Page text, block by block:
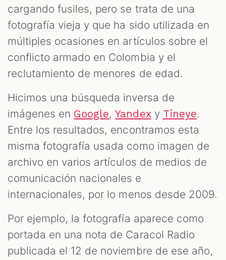
cargando fusiles, pero se trata de una
fotografía vieja y que ha sido utilizada en
múltiples ocasiones en artículos sobre el
conflicto armado en Colombia y el
reclutamiento de menores de edad.
Hicimos una búsqueda inversa de
imágenes en Google,Yandexy Tineye.
Entre los resultados, encontramos esta
misma fotografía usada como imagen de
archivo en varios artículos de medios de
comunicación nacionales e
internacionales, por lo menos desde 2009.
Por ejemplo, la fotografía aparece como
portada en una nota de Caracol Radio
publicada el 12 de noviembre de ese año,